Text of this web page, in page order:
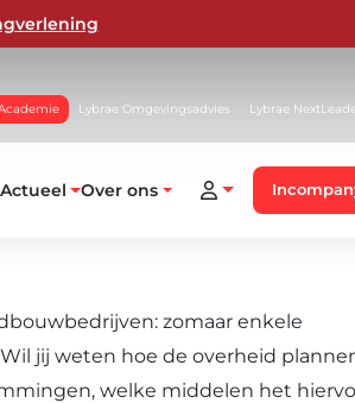
Lybrae Omgevingsadvies Lybrae
Actueel Over ons
zomaar enkele
jij weten hoe de overheid
welke middelen het